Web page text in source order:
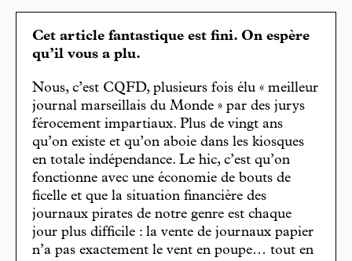
Cet article fantastique est fini. On espère
qu’il vous a plu.
Nous, c’est CQFD, plusieurs fois élu « meilleur
journal marseillais du Monde » par des jurys
férocement impartiaux. Plus de vingt ans
qu’on existe et qu’on aboie dans les kiosques
en totale indépendance. Le hic, c’est qu’on
fonctionne avec une économie de bouts de
ficelle et que la situation financière des
journaux pirates de notre genre est chaque
jour plus difficile : la vente de journaux papier
n’a pas exactement le vent en poupe… tout en